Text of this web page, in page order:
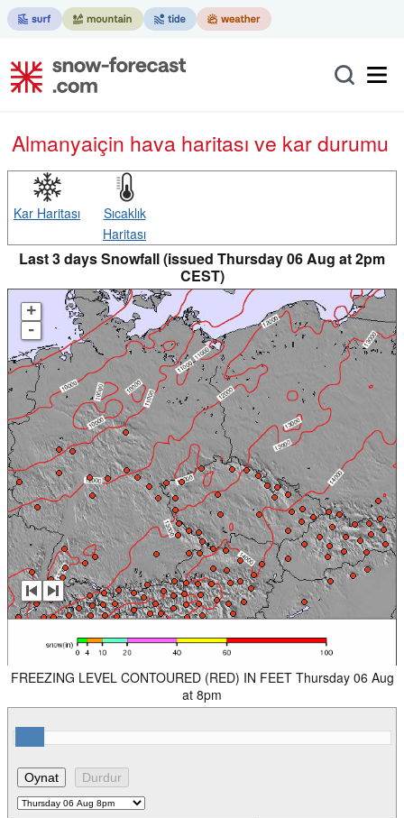
Almanyaiçin hava haritası ve kar durumu
Kar Haritası
Sıcaklık
Haritası
Last 3 days Snowfall (issued Thursday 06 Aug at 2pm
CEST)
+
-
FREEZING LEVEL CONTOURED (RED) IN FEET Thursday 06 Aug
at 8pm